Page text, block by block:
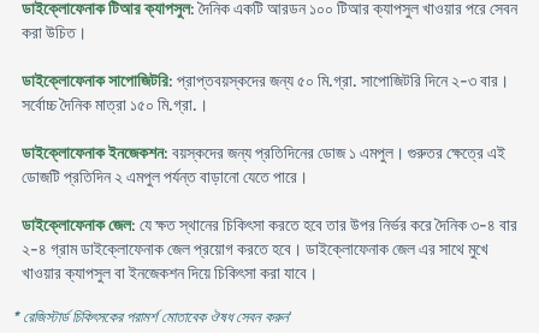
ডাইক্লোফেনাক টিআর ক্যাপসুল: দৈনিক একটি আরডন ১০০ টিআর ক্যাপসুল খাওয়ার পরে সেবন
করা উচিত।
ডাইক্লোফেনাক সাপোজিটরি: প্রাপ্তবয়স্কদের জন্য ৫০ মি.গ্রা. সাপোজিটরি দিনে ২-৩ বার।
সর্বোচ্চ দৈনিক মাত্রা ১৫০ মি.গ্রা.।
ডাইক্লোফেনাক ইনজেকশন: বয়স্কদের জন্য প্রতিদিনের ডোজ ১ এমপুল। গুরুতর ক্ষেত্রে এই
ডোজটি প্রতিদিন ২ এমপুল পর্যন্ত বাড়ানো যেতে পারে।
ডাইক্লোফেনাক জেল: যে ক্ষত স্থানের চিকিৎসা করতে হবে তার উপর নির্ভর করে দৈনিক ৩-৪ বার
২-৪ গ্রাম ডাইক্লোফেনাক জেল প্রয়োগ করতে হবে। ডাইক্লোফেনাক জেল এর সাথে মুখে
খাওয়ার ক্যাপসুল বা ইনজেকশন দিয়ে চিকিৎসা করা যাবে।
* রেজিস্টার্ড চিকিৎসকের পরামর্শ মোতাবেক ঔষধ সেবন করুন'